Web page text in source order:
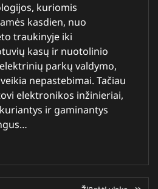
kuriomis
kasdien, nuo
traukinyje iki
kasų ir nuotolinio
parkų valdymo,
nepastebimai. Tačiau
elektronikos inžinieriai,
ir gaminantys